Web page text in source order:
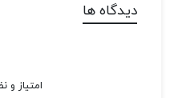
دیدگاه ها
امتیاز و